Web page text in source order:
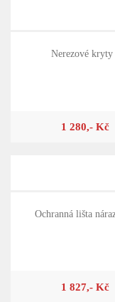
Nerezové
1 280,- Kč
Ochranná lišta
1 827,- Kč